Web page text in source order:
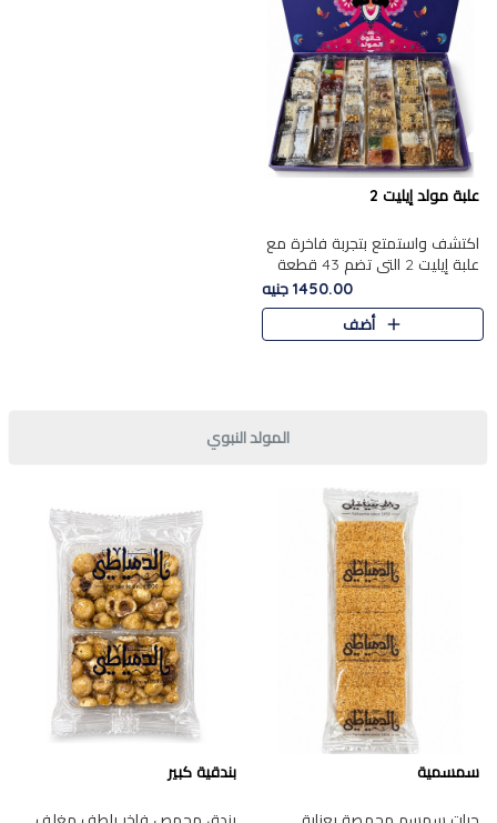
علبة مولد إيليت 2
اكتشف واستمتع بتجربة فاخرة مع
علبة إيليت 2 التي تضم 43 قطعة
تشكيلة من أرقى حلويات المولد
الشرقية المصرية الأصيلة ,معروضة
بشكل جميل في علبة أ..
1450.00 جنيه
أضف
المولد النبوي
سمسمية بندقية كبير